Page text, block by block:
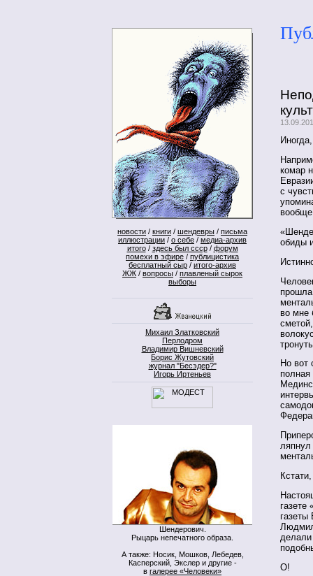
новости / книги / шендевры / письма
иллюстрации / о себе / медиа-архив
итого/ здесь был ссср/ форум
помехи в эфире / публицистика
бесплатный сыр / итого-архив
ЖЖ / вопросы / плавленый сырок
выборы
Михаил Златковский
Перлодром
Владимир Вишневский
Борис Жутовский
журнал "Бесэдер?"
Игорь Иртеньев
Шендерович.
Рыцарь непечатного образа.
А также: Носик, Мошков, Лебедев,
Касперский, Экслер и другие -
в галерее «Человеки»
комар
с
обиды
во мне
Но вот
ляпнул
газете
О!